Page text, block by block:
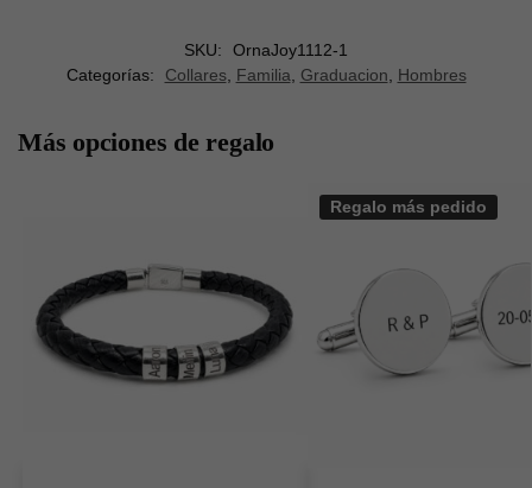
SKU:
OrnaJoy1112-1
Categorías:
Collares, Familia Graduacion Hombres
Más opciones de regalo
Regalo más pedido